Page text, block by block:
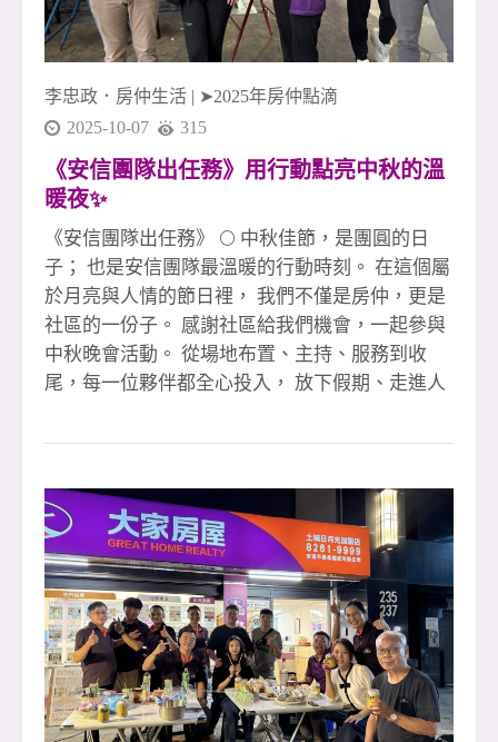
們深信： 團隊合作，就能創造奇蹟✨ 每一次成交
李忠政．房仲生活 | ➤2025年房仲點滴
2025-10-07
315
《安信團隊出任務》用行動點亮中秋的溫
暖夜✨
《安信團隊出任務》 🌕 中秋佳節，是團圓的日
子； 也是安信團隊最溫暖的行動時刻。 在這個屬
於月亮與人情的節日裡， 我們不僅是房仲，更是
社區的一份子。 感謝社區給我們機會，一起參與
中秋晚會活動。 從場地布置、主持、服務到收
尾，每一位夥伴都全心投入， 放下假期、走進人
&mdash;&mdash; 「好的房仲，不只是賣房子的
夜，安信團隊不談成交、不談業績， 只談「陪
伴」與「真心」。 看到孩子的笑容、長輩的感
謝、鄰居的鼓勵， 那份回饋，就是我們最珍貴的
收穫。 感謝玉華的熱情主持， 感謝每一位夥伴的
默默付出。 你們讓「安信」兩個字，不只是品
牌，而是信任的代名詞。 🌕 祝福所有支持我們的
朋友們： 中秋節快樂，幸福圓滿， 讓我們在未來
的每個日子裡，繼續一起照亮社區、服務人群。
#辛苦玉華主持晚會 #感恩夥伴有妳你真好 #團隊